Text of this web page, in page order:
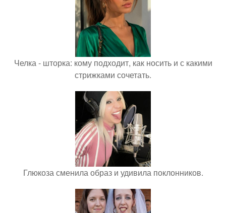
Челка - шторка: кому подходит, как носить и с какими
стрижками сочетать.
Глюкоза сменила образ и удивила поклонников.